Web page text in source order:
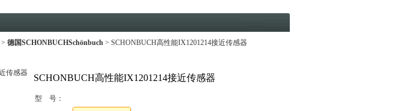
> 德国SCHONBUCHSchönbuch > SCHONBUCH高性能IX1201214接近传感器
SCHONBUCH高性能IX1201214接近传感器
型 号：